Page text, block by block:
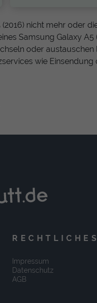
nicht mehr oder
Samsung Galaxy A5
oder austauschen
wie
RECHTLICHES
Impressum
Datenschutz
AGB